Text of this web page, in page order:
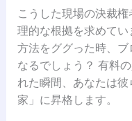
こうした現場の決裁
理的な根拠を求めて
方法をググった時、ブ
なるでしょう？ 有料
れた瞬間、あなたは
家」に昇格します。